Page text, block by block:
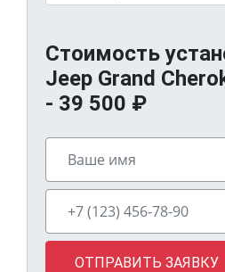
Стоимость
Jeep Grand
- 39 500 ₽
ОТПРАВИТЬ ЗАЯВКУ